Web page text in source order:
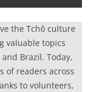
the Tchô culture
valuable topics
Brazil. Today,
of readers across
to volunteers,